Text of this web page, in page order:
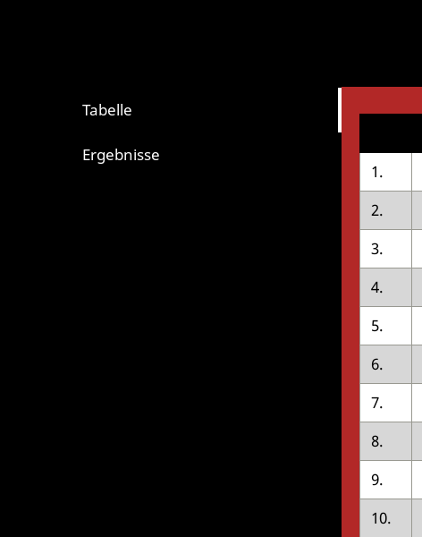
Tabelle
Ergebnisse
1.
2.
3.
4.
5.
6.
7.
8.
9.
10.